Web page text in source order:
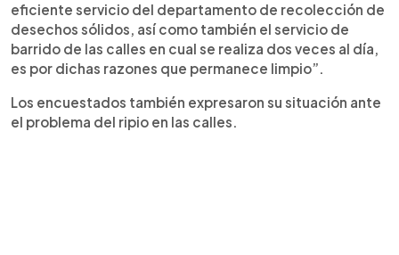
eficiente servicio del departamento de recolección de
desechos sólidos, así como también el servicio de
barrido de las calles en cual se realiza dos veces al día,
es por dichas razones que permanece limpio”.
Los encuestados también expresaron su situación ante
el problema del ripio en las calles.